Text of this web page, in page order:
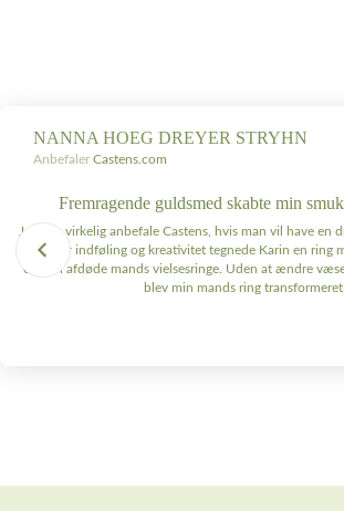
NANNA HOEG DREYER STRYHN
Anbefaler Castens.com
Fremragende guldsmed skabte min
Jeg kan virkelig anbefale Castens, hvis man vil have en
Med stor indføling og kreativitet tegnede Karin en ring
og min afdøde mands vielsesringe. Uden at ændre
blev min mands ring